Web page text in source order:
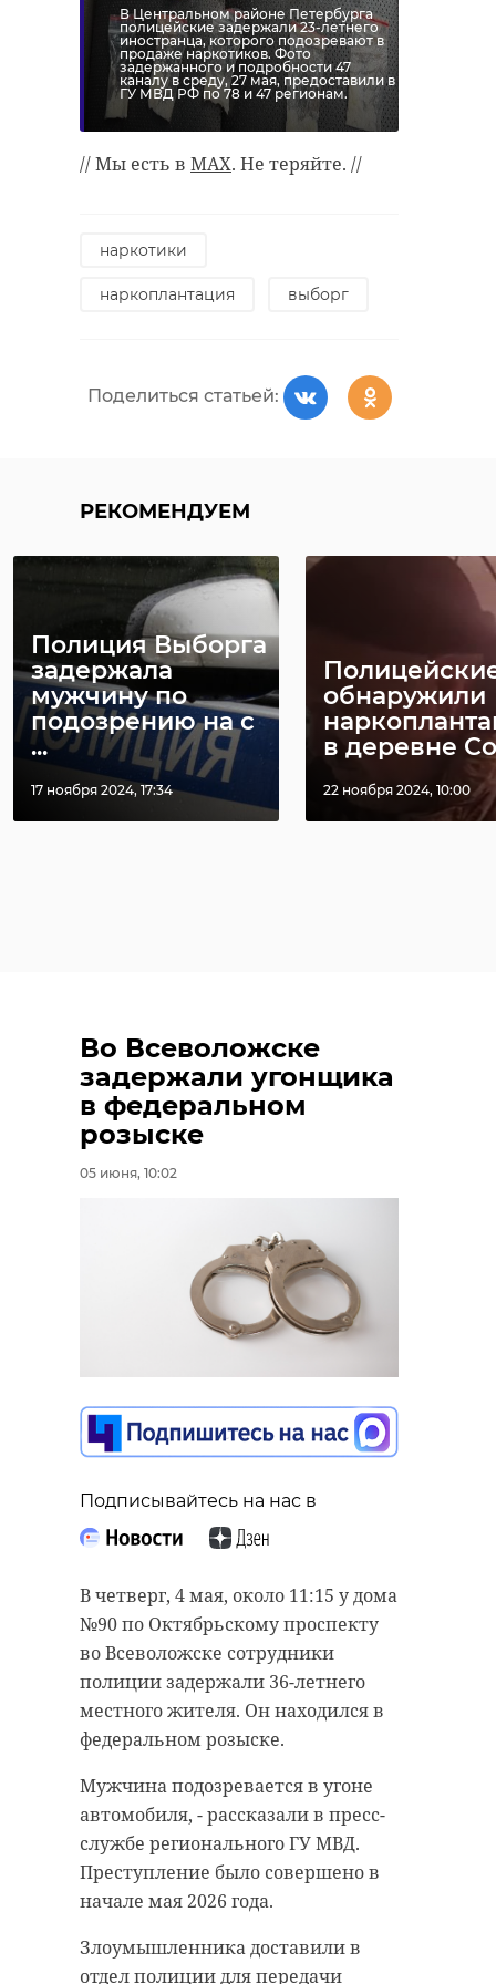
В Центральном районе Петербурга
полицейские задержали 23-летнего
иностранца, которого подозревают в
продаже наркотиков. Фото
задержанного и подробности 47
каналу в среду, 27 мая, предоставили в
ГУ МВД РФ по 78 и 47 регионам.
// Мы есть в MAX. Не теряйте. //
наркотики
наркоплантация выборг
Поделиться статьей:
РЕКОМЕНДУЕМ
Полиция Выборга
задержала
мужчину по
подозрению на с
...
17 ноября 2024, 17:34
обнаружили
в деревне
22 ноября 2024, 10:00
Во Всеволожске
задержали угонщика
в федеральном
розыске
05 июня, 10:02
Подписывайтесь на нас в
В четверг, 4 мая, около 11:15 у дома
№90 по Октябрьскому проспекту
во Всеволожске сотрудники
полиции задержали 36-летнего
местного жителя. Он находился в
федеральном розыске.
Мужчина подозревается в угоне
автомобиля, - рассказали в пресс-
службе регионального ГУ МВД.
Преступление было совершено в
начале мая 2026 года.
Злоумышленника доставили в
отдел полиции для передачи
https://www.magnific.com/free-ai-
image/close-up-law-
scale_390556912.htm#
гатчина суд
Поделиться статьей:
Суд Гатчины
рассмотрит дело
о краже 268 кг
цветмета ...
24 декабря 2025, 16:32
В
районе суд
автомобиль
...
19 января, 17:41
Фото: Анастасия
Илюшина/47канал, архив
дорога жизни
музей дорога жизни
музеи
Поделиться статьей: